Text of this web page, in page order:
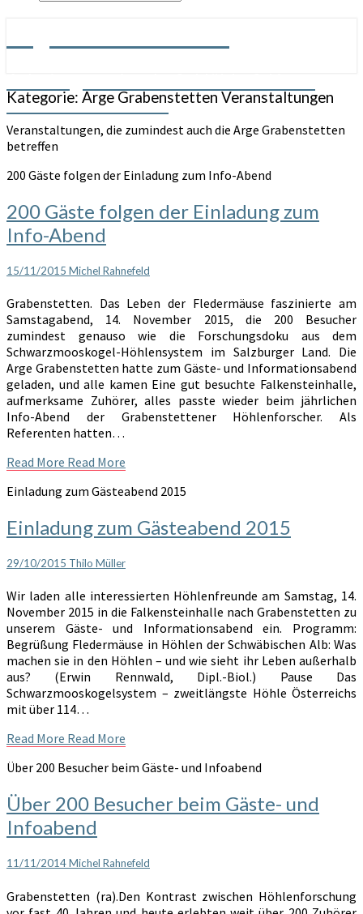
Grabenstetten e.V.
Kategorie: Arge Grabenstetten Veranstaltungen
Veranstaltungen, die zumindest auch die Arge Grabenstetten
betreffen
200 Gäste folgen der Einladung zum Info-Abend
200 Gäste folgen der Einladung zum
Info-Abend
15/11/2015 Michel Rahnefeld
Grabenstetten. Das Leben der Fledermäuse faszinierte am
Samstagabend, 14. November 2015, die 200 Besucher
zumindest genauso wie die Forschungsdoku aus dem
Schwarzmooskogel-Höhlensystem im Salzburger Land. Die
Arge Grabenstetten hatte zum Gäste- und Informationsabend
geladen, und alle kamen Eine gut besuchte Falkensteinhalle,
aufmerksame Zuhörer, alles passte wieder beim jährlichen
Info-Abend der Grabenstettener Höhlenforscher. Als
Referenten hatten…
Read More Read More
Einladung zum Gästeabend 2015
Einladung zum Gästeabend 2015
29/10/2015 Thilo Müller
Wir laden alle interessierten Höhlenfreunde am Samstag, 14.
November 2015 in die Falkensteinhalle nach Grabenstetten zu
unserem Gäste- und Informationsabend ein. Programm:
Begrüßung Fledermäuse in Höhlen der Schwäbischen Alb: Was
machen sie in den Höhlen – und wie sieht ihr Leben außerhalb
aus? (Erwin Rennwald, Dipl.-Biol.) Pause Das
Schwarzmooskogelsystem – zweitlängste Höhle Österreichs
mit über 114…
Read More Read More
Über 200 Besucher beim Gäste- und Infoabend
Über 200 Besucher beim Gäste- und
Infoabend
11/11/2014Michel Rahnefeld
Grabenstetten (ra).Den Kontrast zwischen Höhlenforschung